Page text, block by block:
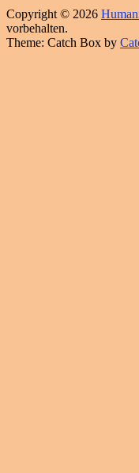
Copyright © 2026
vorbehalten.
Theme: Catch Box by